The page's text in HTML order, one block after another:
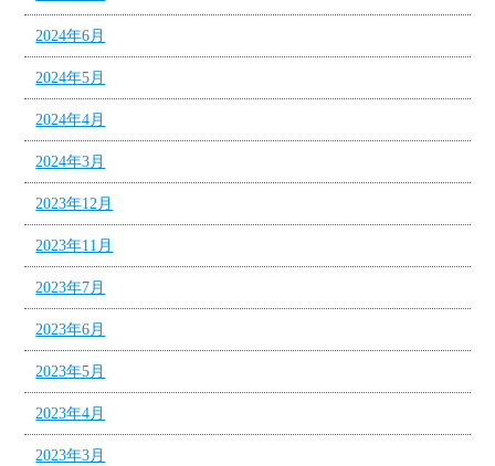
2024年6月
2024年5月
2024年4月
2024年3月
2023年12月
2023年11月
2023年7月
2023年6月
2023年5月
2023年4月
2023年3月